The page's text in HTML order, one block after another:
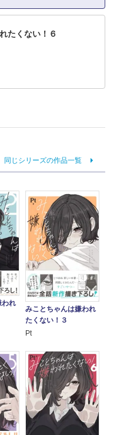
たくない！６
同じシリーズの作品一覧
われ
みことちゃんは嫌われ
たくない！３
Pt